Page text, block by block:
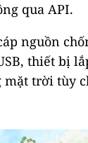
qua API.
nguồn
thiết bị
trời tùy